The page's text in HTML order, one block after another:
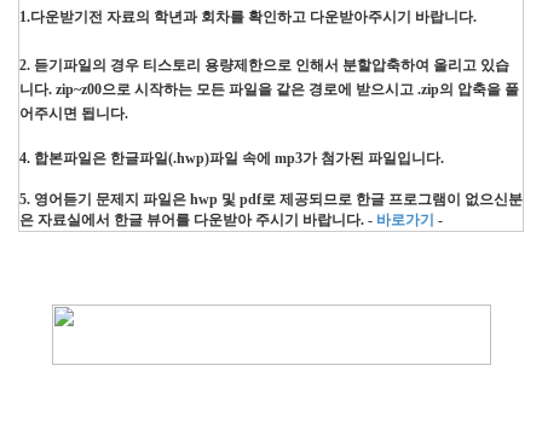
1.다운받기전 자료의 학년과 회차를 확인하고 다운받아주시기 바랍니다.
2. 듣기파일의 경우 티스토리 용량제한으로 인해서 분할압축하여 올리고 있습
니다. zip~z00으로 시작하는 모든 파일을 같은 경로에 받으시고 .zip의 압축을 풀
어주시면 됩니다.
4. 합본파일은 한글파일(.hwp)파일 속에 mp3가 첨가된 파일입니다.
5. 영어듣기 문제지 파일은 hwp 및 pdf로 제공되므로 한글 프로그램이 없으신분
은 자료실에서 한글 뷰어를 다운받아 주시기 바랍니다. - 바로가기 -